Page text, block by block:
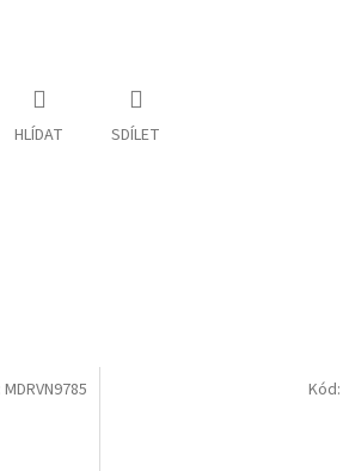
HLÍDAT SDÍLET
MDRVN9785 Kód: